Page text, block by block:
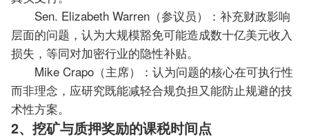
Sen. Elizabeth Warren（参议员）：补充财政影响
层面的问题，认为大规模豁免可能造成数十亿美元收入
损失，等同对加密行业的隐性补贴。
Mike Crapo（主席）：认为问题的核心在可执行性
而非理念，应研究既能减轻合规负担又能防止规避的技
术性方案。
2、挖矿与质押奖励的课税时间点